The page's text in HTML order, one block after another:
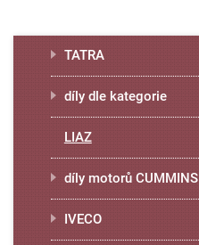
TATRA
díly dle kategorie
LIAZ
díly motorů CUMMINS
IVECO